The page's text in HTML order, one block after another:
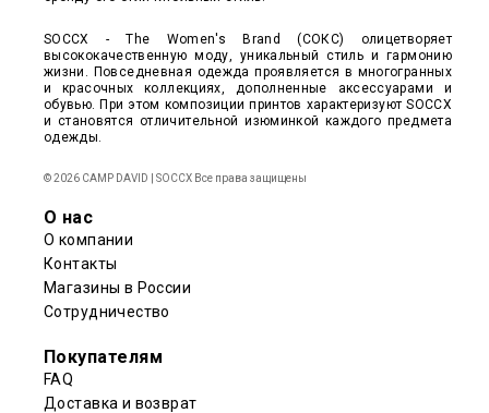
SOCCX - The Women's Brand (СОКС) олицетворяет
высококачественную моду, уникальный стиль и гармонию
жизни. Повседневная одежда проявляется в многогранных
и красочных коллекциях, дополненные аксессуарами и
обувью. При этом композиции принтов характеризуют SOCCX
и становятся отличительной изюминкой каждого предмета
одежды.
© 2026 CAMP DAVID | SOCCX Все права защищены
О нас
О компании
Контакты
Магазины в России
Сотрудничество
Покупателям
FAQ
Доставка и возврат